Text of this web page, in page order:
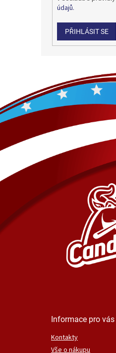
údajů.
PŘIHLÁSIT SE
t
í
Informace pro vás
Kontakty
Vše o nákupu